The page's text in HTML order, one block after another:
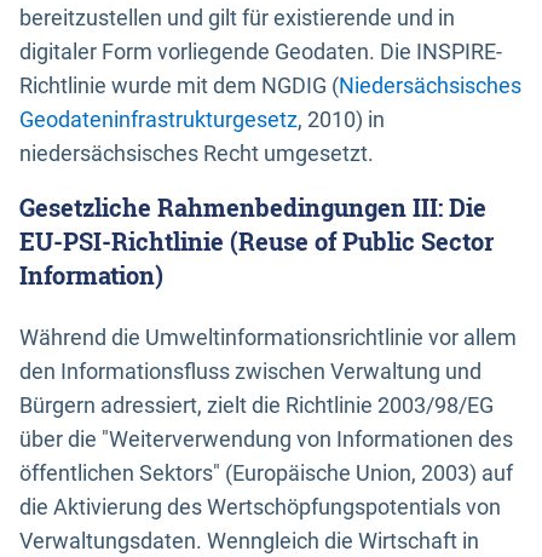
bereitzustellen und gilt für existierende und in
digitaler Form vorliegende Geodaten. Die INSPIRE-
Richtlinie wurde mit dem NGDIG (Niedersächsisches
Geodateninfrastrukturgesetz, 2010) in
niedersächsisches Recht umgesetzt.
Gesetzliche Rahmenbedingungen III: Die
EU-PSI-Richtlinie (Reuse of Public Sector
Information)
Während die Umweltinformationsrichtlinie vor allem
den Informationsfluss zwischen Verwaltung und
Bürgern adressiert, zielt die Richtlinie 2003/98/EG
über die "Weiterverwendung von Informationen des
öffentlichen Sektors" (Europäische Union, 2003) auf
die Aktivierung des Wertschöpfungspotentials von
Verwaltungsdaten. Wenngleich die Wirtschaft in